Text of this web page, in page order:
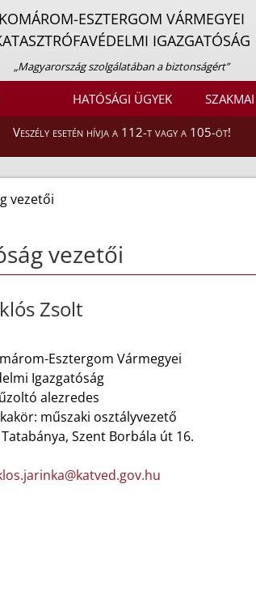
KOMÁROM-ESZTERGOM VÁRMEGYEI
IGAZGATÓSÁG
„Magyarország szolgálatában a biztonságért”
HATÓSÁGI ÜGYEK
Veszély esetén hívja a 112-t vagy a 105-öt!
vezetői
vezetői
Zsolt
Esztergom Vármegyei
Igazgatóság
alezredes
műszaki osztályvezető
Szent Borbála út 16.